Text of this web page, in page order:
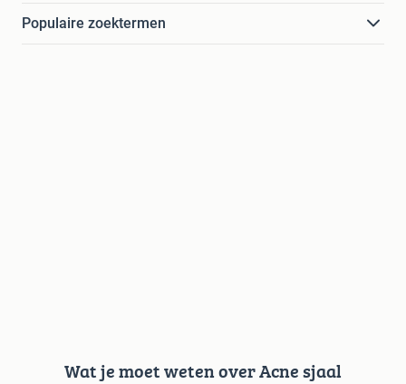
Populaire zoektermen
Wat je moet weten over Acne sjaal